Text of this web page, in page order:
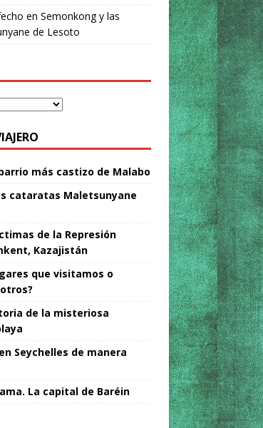
en Semonkong y las
de Lesoto
más castizo de Malabo
cataratas Maletsunyane
de la Represión
Kazajistán
que visitamos o
de la misteriosa
Seychelles de manera
La capital de Baréin